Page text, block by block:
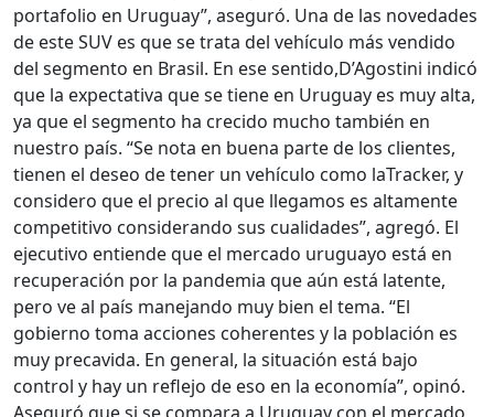
portafolio en Uruguay”, aseguró. Una de las novedades
de este SUV es que se trata del vehículo más vendido
del segmento en Brasil. En ese sentido,D’Agostini indicó
que la expectativa que se tiene en Uruguay es muy alta,
ya que el segmento ha crecido mucho también en
nuestro país. “Se nota en buena parte de los clientes,
tienen el deseo de tener un vehículo como laTracker, y
considero que el precio al que llegamos es altamente
competitivo considerando sus cualidades”, agregó. El
ejecutivo entiende que el mercado uruguayo está en
recuperación por la pandemia que aún está latente,
pero ve al país manejando muy bien el tema. “El
gobierno toma acciones coherentes y la población es
muy precavida. En general, la situación está bajo
control y hay un reflejo de eso en la economía”, opinó.